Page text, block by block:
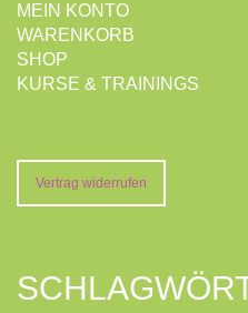
MEIN KONTO
WARENKORB
SHOP
KURSE & TRAININGS
Vertrag widerrufen